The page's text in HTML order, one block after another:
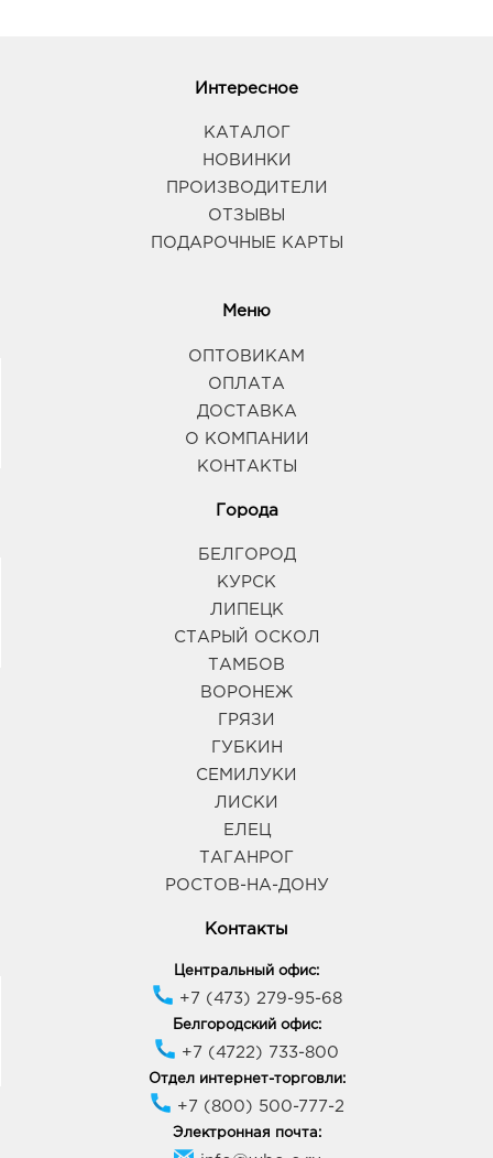
Интересное
КАТАЛОГ
НОВИНКИ
ПРОИЗВОДИТЕЛИ
ОТЗЫВЫ
ПОДАРОЧНЫЕ КАРТЫ
Меню
ОПТОВИКАМ
ОПЛАТА
ДОСТАВКА
О КОМПАНИИ
КОНТАКТЫ
Города
БЕЛГОРОД
КУРСК
ЛИПЕЦК
СТАРЫЙ ОСКОЛ
ТАМБОВ
ВОРОНЕЖ
ГРЯЗИ
ГУБКИН
СЕМИЛУКИ
ЛИСКИ
ЕЛЕЦ
ТАГАНРОГ
РОСТОВ-НА-ДОНУ
Контакты
Центральный офис:
+7 (473) 279-95-68
Белгородский офис:
+7 (4722) 733-800
Отдел интернет-торговли:
+7 (800) 500-777-2
Электронная почта: